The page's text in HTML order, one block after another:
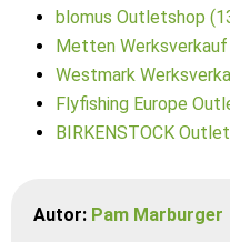
blomus Outletshop
Metten
Westmark
Flyfishing Europe
BIRKENSTOCK
Autor: Pam Marburger